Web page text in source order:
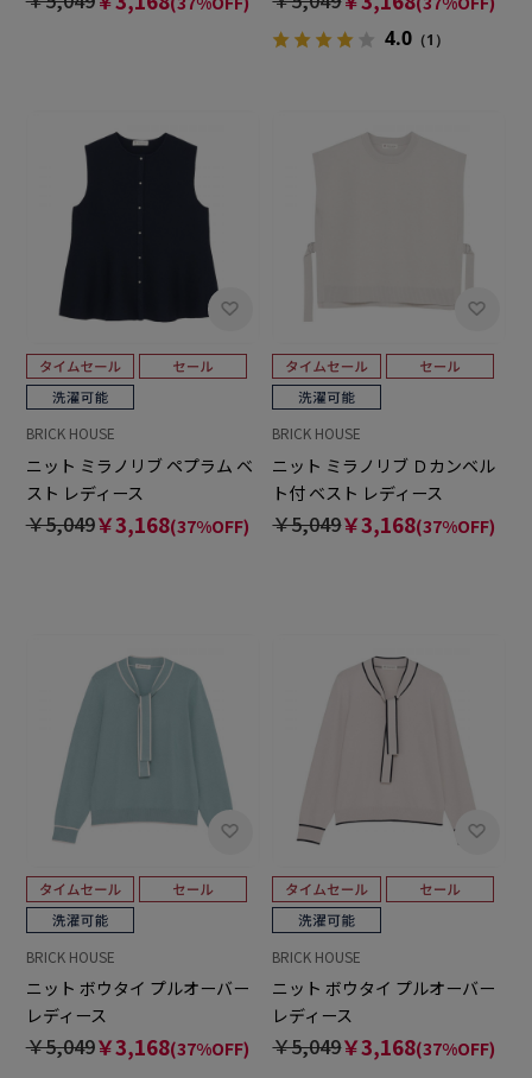
4.0 （1）
BRICK HOUSE
ニット ミラノリブ ペプラム ベ
スト レディース
￥5,049￥3,168(37%OFF)
BRICK HOUSE
ニット ミラノリブ Ｄカンベル
ト付 ベスト レディース
￥5,049￥3,168(37%OFF)
BRICK HOUSE
ニット ボウタイ プルオーバー
レディース
￥5,049￥3,168(37%OFF)
BRICK HOUSE
ニット ボウタイ プルオーバー
レディース
￥5,049￥3,168(37%OFF)